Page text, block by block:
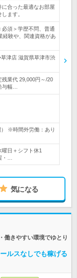
合った最適なお部屋
ます。
須＞学歴不問、普通
経験や、関連資格があ
津店 滋賀県草津市渋
業代 29,000円～/20
幅…
） ※時間外労働：あり
日＋シフト休1
・…
気になる
働きやすい環境でゆとり
ルスなしでも稼げる